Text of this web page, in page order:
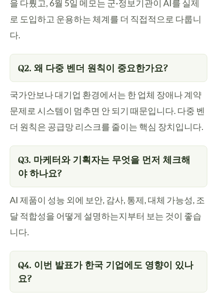
을 다뤘고, 6월 5일 메모는 군·정보기관이 AI를 실제
로 도입하고 운용하는 체계를 더 직접적으로 다룹니
다.
Q2. 왜 다중 벤더 원칙이 중요한가요?
국가안보나 대기업 환경에서는 한 업체 장애나 계약
문제로 시스템이 멈추면 안 되기 때문입니다. 다중 벤
더 원칙은 공급망 리스크를 줄이는 핵심 장치입니다.
Q3. 마케터와 기획자는 무엇을 먼저 체크해
야 하나요?
AI 제품이 성능 외에 보안, 감사, 통제, 대체 가능성, 조
달 적합성을 어떻게 설명하는지부터 보는 것이 좋습
니다.
Q4. 이번 발표가 한국 기업에도 영향이 있나
요?